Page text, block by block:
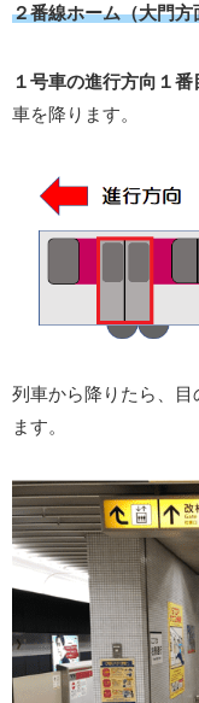
２番線ホーム（大門方
１号車の進行方向１番
車を降ります。
列車から降りたら、
ます。